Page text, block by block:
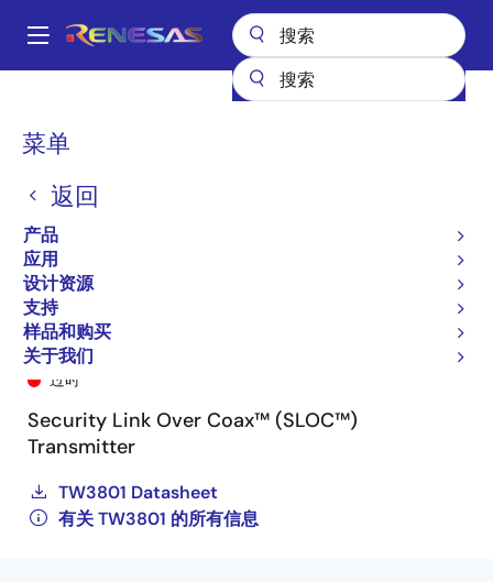
到
Main
菜单
返回
产品
应用
设计资源
支持
样品和购买
关于我们
面
屑
TW3801-TC1-CRT
TW3801-TC1-CRT
过时
Security Link Over Coax™ (SLOC™)
Transmitter
TW3801 Datasheet
有关 TW3801 的所有信息